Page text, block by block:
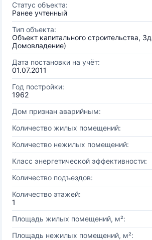
Статус объекта:
Ранее учтенный
Тип объекта:
Объект капитального строительства,
Домовладение)
Дата постановки на учёт:
01.07.2011
Год постройки:
1962
Дом признан аварийным:
Количество жилых помещений:
Количество нежилых помещений:
Класс энергетической эффективности:
Количество подъездов:
Количество этажей:
1
Площадь жилых помещений, м²:
Площадь нежилых помещений, м²: